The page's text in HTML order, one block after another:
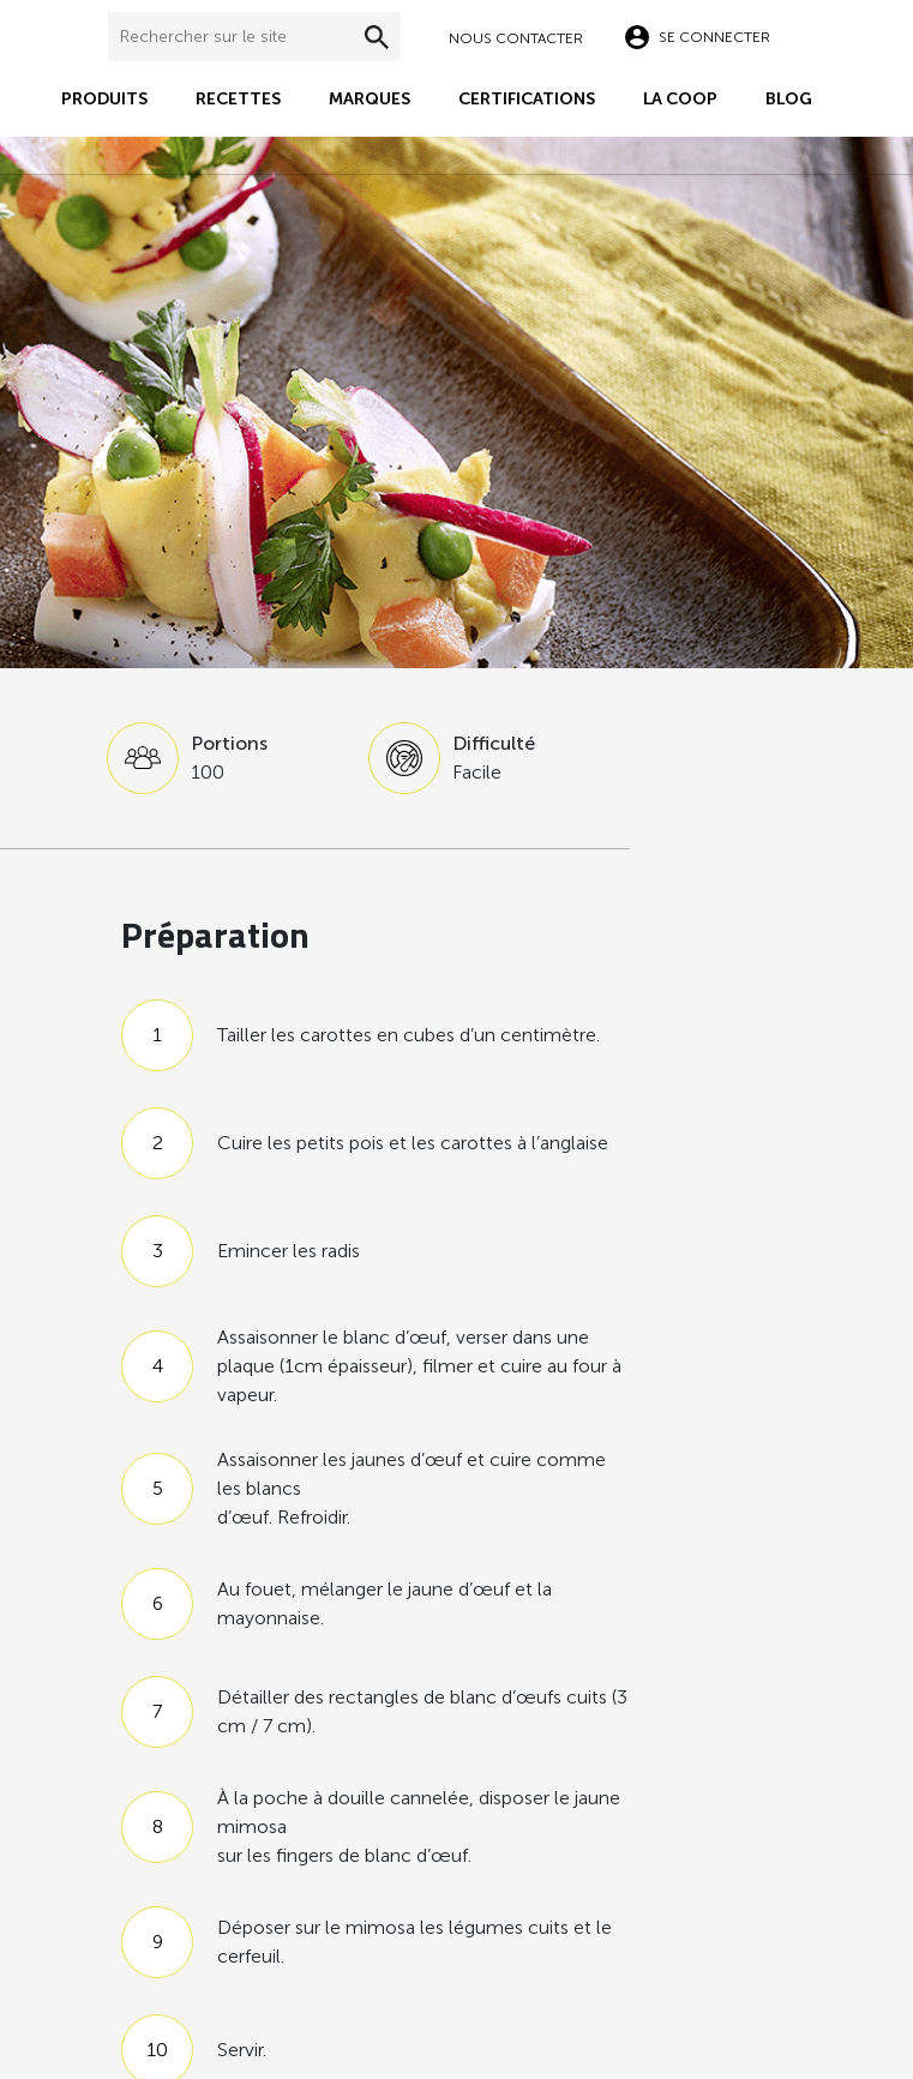
NOUS CONTACTER SE CONNECTER
PRODUITS RECETTES MARQUES CERTIFICATIONS LA COOP BLOG
Portions
100
Difficulté
Facile
Préparation
Tailler les carottes en cubes d’un centimètre.
Cuire les petits pois et les carottes à l’anglaise
Emincer les radis
Assaisonner le blanc d’œuf, verser dans une
plaque (1cm épaisseur), filmer et cuire au four à
vapeur.
Assaisonner les jaunes d’œuf et cuire comme
les blancs
d’œuf. Refroidir.
Au fouet, mélanger le jaune d’œuf et la
mayonnaise.
Détailler des rectangles de blanc d’œufs cuits (3
cm / 7 cm).
À la poche à douille cannelée, disposer le jaune
mimosa
sur les fingers de blanc d’œuf.
Déposer sur le mimosa les légumes cuits et le
cerfeuil.
Servir.